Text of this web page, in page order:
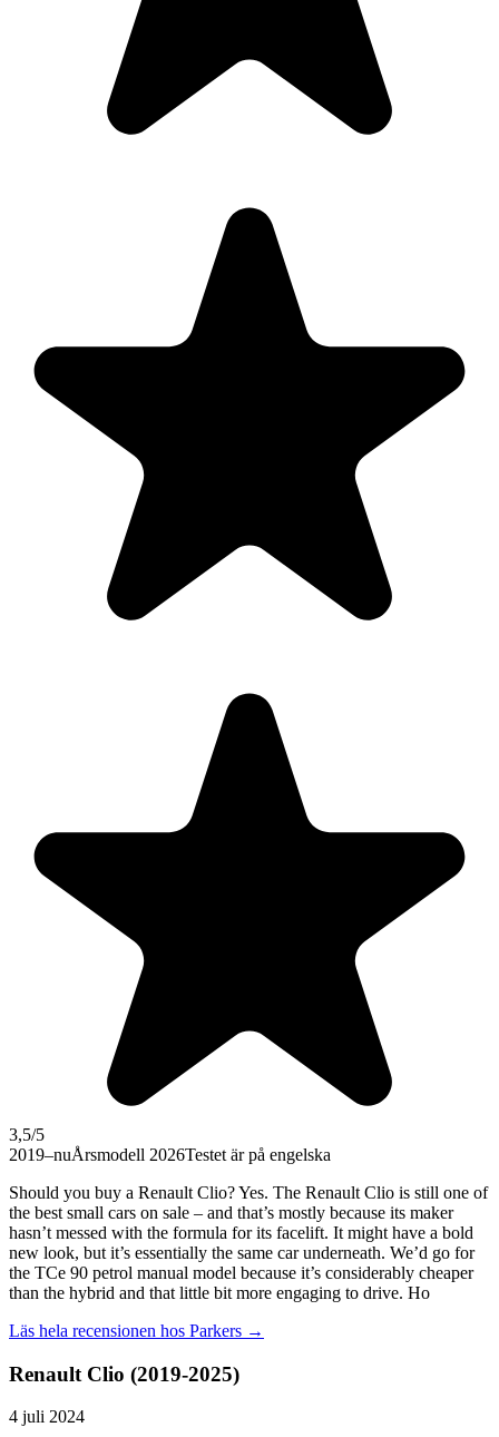
3,5/5
2019–nuÅrsmodell 2026Testet är på engelska
Should you buy a Renault Clio? Yes. The Renault Clio is still one of
the best small cars on sale – and that’s mostly because its maker
hasn’t messed with the formula for its facelift. It might have a bold
new look, but it’s essentially the same car underneath. We’d go for
the TCe 90 petrol manual model because it’s considerably cheaper
than the hybrid and that little bit more engaging to drive. Ho
Läs hela recensionen hos Parkers →
Renault Clio (2019-2025)
4 juli 2024